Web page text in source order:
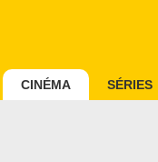
CINÉMA SÉRIES